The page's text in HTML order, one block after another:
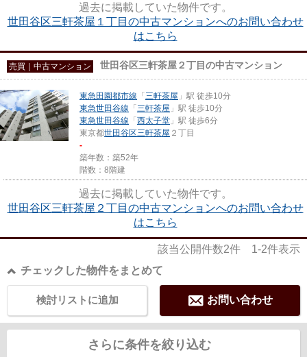
過去に掲載していた物件です。
世田谷区三軒茶屋１丁目の中古マンションへのお問い合わせ
はこちら
売買｜中古マンション 世田谷区三軒茶屋２丁目の中古マンション
東急田園都市線 「三軒茶屋 」駅 徒歩10分
東急世田谷線 「三軒茶屋 」駅 徒歩10分
東急世田谷線 「西太子堂 」駅 徒歩6分
東京都世田谷区三軒茶屋 ２丁目
-
築年数：築52年
階数：8階建
過去に掲載していた物件です。
世田谷区三軒茶屋２丁目の中古マンションへのお問い合わせ
はこちら
該当公開件数2件 1-2件表示
チェックした物件をまとめて
お問い合わせ
検討リストに追加
さらに条件を絞り込む